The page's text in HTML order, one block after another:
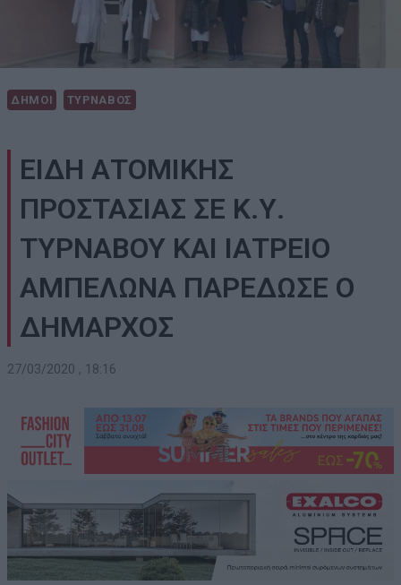
ΔΗΜΟΙ ΤΥΡΝΑΒΟΣ
ΕΙΔΗ ΑΤΟΜΙΚΗΣ
ΠΡΟΣΤΑΣΙΑΣ ΣΕ Κ.Υ.
ΤΥΡΝΑΒΟΥ ΚΑΙ ΙΑΤΡΕΙΟ
ΑΜΠΕΛΩΝΑ ΠΑΡΕΔΩΣΕ Ο
ΔΗΜΑΡΧΟΣ
27/03/2020 , 18:16